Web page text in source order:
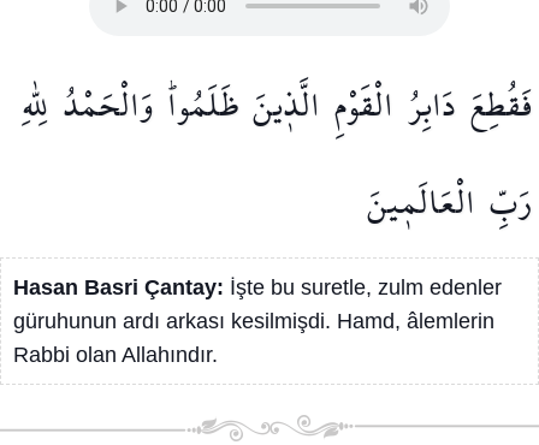
فَقُطِعَ دَابِرُ الْقَوْمِ الَّذ۪ينَظَلَمُواۜ وَالْحَمْدُ لِلّٰهِ
رَبِّ الْعَالَم۪ينَ
Hasan Basri Çantay: İşte bu suretle, zulm edenler
güruhunun ardı arkası kesilmişdi. Hamd, âlemlerin
Rabbi olan Allahındır.